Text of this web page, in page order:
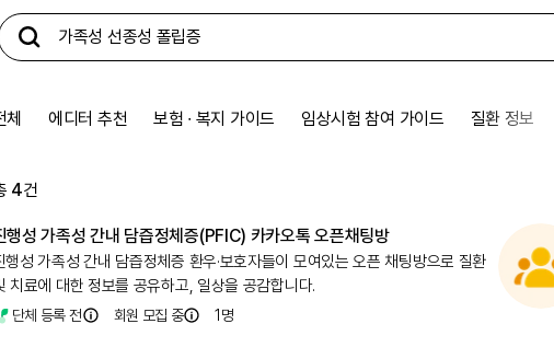
체 에디터 추천 보험 ∙ 복지 가이드 임상시험 참여 가이드 질환 정보
4건
행성 가족성 간내 담즙정체증(PFIC) 카카오톡 오픈채팅방
행성 가족성 간내 담즙정체증 환우·보호자들이 모여있는 오픈 채팅방으로 질환
치료에 대한 정보를 공유하고, 일상을 공감합니다.
단체 등록 전 회원 모집 중 1 명